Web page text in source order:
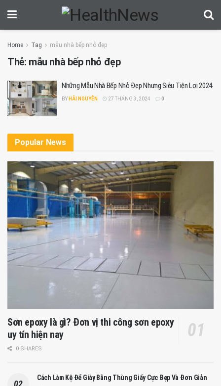
Home Tag mẫu nhà bếp nhỏ đẹp
Thẻ: mẫu nhà bếp nhỏ đẹp
Những Mẫu Nhà Bếp Nhỏ Đẹp Nhưng Siêu Tiện Lợi 2024
BY HẢI NGUYỄN 27 THÁNG 3, 2024 0
Popular News
Sơn epoxy là gì? Đơn vị thi công sơn epoxy
uy tín hiện nay
0 SHARES
Cách Làm Kệ Để Giày Bằng Thùng Giấy Cực Đẹp Và Đơn Giản